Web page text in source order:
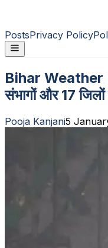
PostsPrivacy Policy
Bihar Weather :
संभागों और 17 जिलों
Pooja Kanjani5